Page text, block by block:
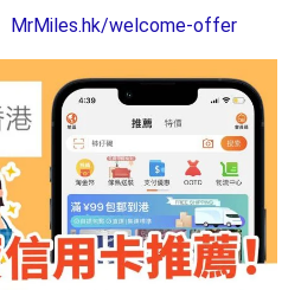
MrMiles.hk/welcome-offer